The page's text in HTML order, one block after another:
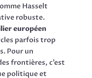
Hasselt
robuste.
européen
parfois trop
Pour un
frontières, c’est
politique et